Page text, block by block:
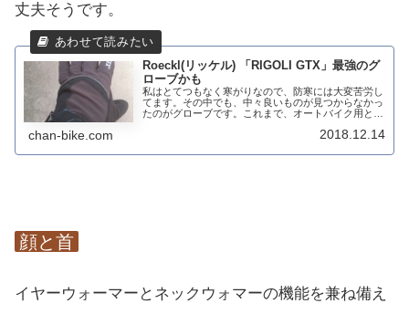
丈夫そうです。
Roeckl(リッケル) 「RIGOLI GTX」最強のグ
ローブかも
私はとてつもなく寒がりなので、防寒には大変苦労し
てます。その中でも、中々良いものが見つからなかっ
たのがグローブです。これまで、オートバイク用とか
インナーをいれて2重にするのは当たり前にしてま
chan-bike.com 2018.12.14
顔と首
イヤーウォーマーとネックウォマーの機能を兼ね備え